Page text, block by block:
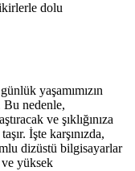
dolu
yaşamımızın
Bu nedenle,
ve şıklığınıza
İşte karşınızda,
dizüstü bilgisayarlar
ve yüksek